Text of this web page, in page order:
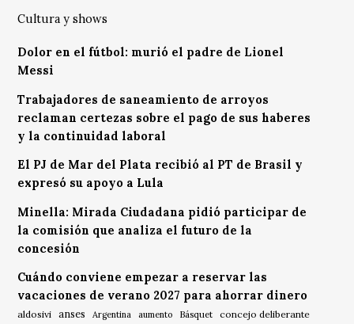
Cultura y shows
Dolor en el fútbol: murió el padre de Lionel
Messi
Trabajadores de saneamiento de arroyos
reclaman certezas sobre el pago de sus haberes
y la continuidad laboral
El PJ de Mar del Plata recibió al PT de Brasil y
expresó su apoyo a Lula
Minella: Mirada Ciudadana pidió participar de
la comisión que analiza el futuro de la
concesión
Cuándo conviene empezar a reservar las
vacaciones de verano 2027 para ahorrar dinero
aldosivi anses Argentina aumento Básquet concejo deliberante